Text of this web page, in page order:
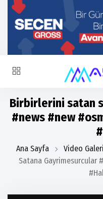
Birbirlerini satan
#news #new
Ana Sayfa Video Galeri
Satana Gayrimesurcular